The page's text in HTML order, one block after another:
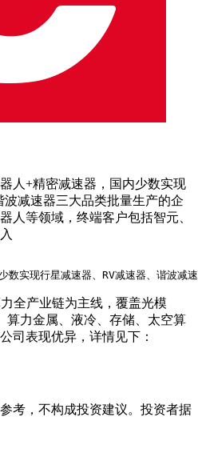
人+精密减速器，国内少数实现
减速器三大品类批量生产的企
人等领域，终端客户包括智元、
实现行星减速器、RV减速器、谐波减
全产业链为主线，覆盖光模
算力金属、液冷、存储、太空算
司表现优异，详情见下：
考，不构成投资建议。投资者据